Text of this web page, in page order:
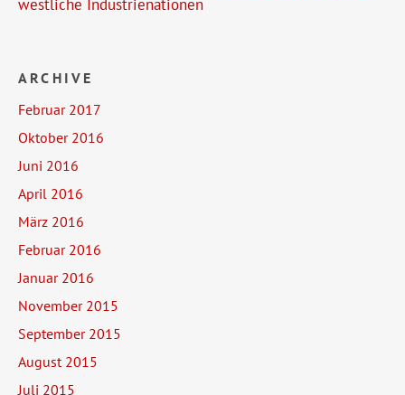
westliche Industrienationen
ARCHIVE
Februar 2017
Oktober 2016
Juni 2016
April 2016
März 2016
Februar 2016
Januar 2016
November 2015
September 2015
August 2015
Juli 2015